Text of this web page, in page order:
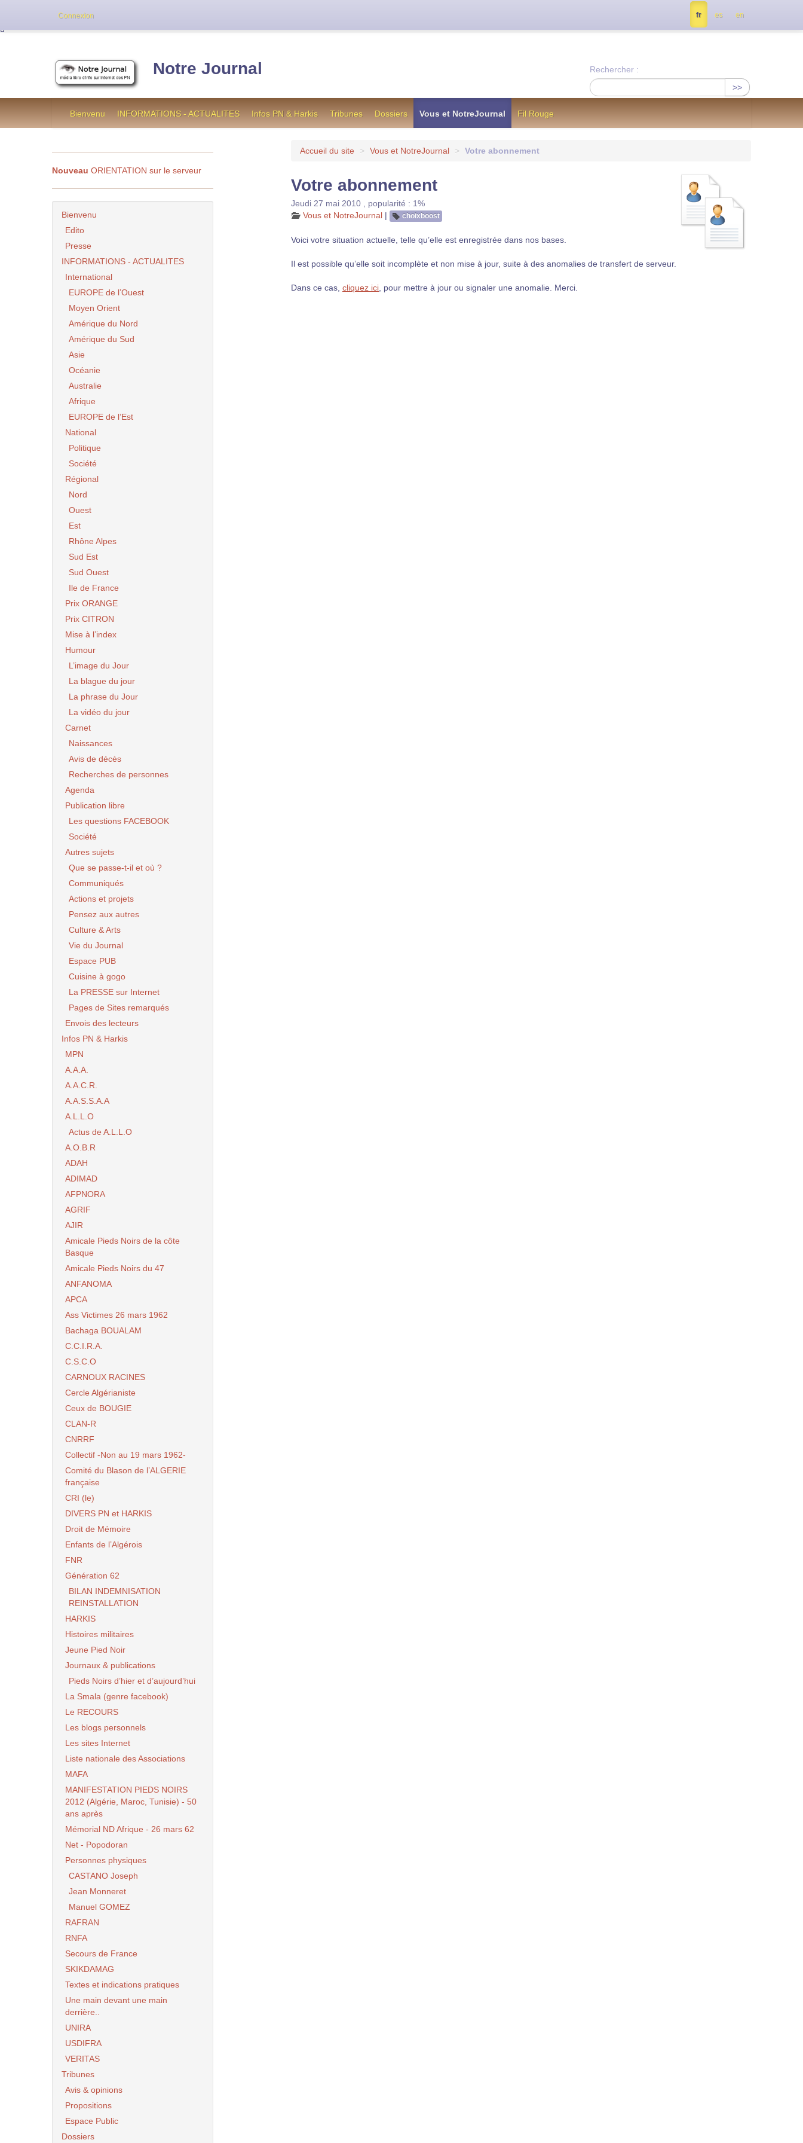
Notre Journal
Rechercher :
>>
Bienvenu INFORMATIONS - ACTUALITES Infos PN & Harkis Tribunes Dossiers Vous et NotreJournal Fil Rouge
Accueil du site > Vous et NotreJournal > Votre abonnement
Votre abonnement
Jeudi 27 mai 2010
popularité : 1%
Vous et NotreJournal | choixboost
Voici votre situation actuelle, telle qu’elle est enregistrée dans nos bases.
Il est possible qu’elle soit incomplète et non mise à jour, suite à des anomalies de transfert de serveur.
Dans ce cas, cliquez ici , pour mettre à jour ou signaler une anomalie. Merci.
Nouveau ORIENTATION sur le serveur
Bienvenu
Edito
Presse
INFORMATIONS - ACTUALITES
International
EUROPE de l’Ouest
Moyen Orient
Amérique du Nord
Amérique du Sud
Asie
Océanie
Australie
Afrique
EUROPE de l’Est
National
Politique
Société
Régional
Nord
Ouest
Est
Rhône Alpes
Sud Est
Sud Ouest
Ile de France
Prix ORANGE
Prix CITRON
Mise à l’index
Humour
L’image du Jour
La blague du jour
La phrase du Jour
La vidéo du jour
Carnet
Naissances
Avis de décès
Recherches de personnes
Agenda
Publication libre
Les questions FACEBOOK
Société
Autres sujets
Que se passe-t-il et où ?
Communiqués
Actions et projets
Pensez aux autres
Culture & Arts
Vie du Journal
Espace PUB
Cuisine à gogo
La PRESSE sur Internet
Pages de Sites remarqués
Envois des lecteurs
Infos PN & Harkis
MPN
A.A.A.
A.A.C.R.
A.A.S.S.A.A
A.L.L.O
Actus de A.L.L.O
A.O.B.R
ADAH
ADIMAD
AFPNORA
AGRIF
AJIR
Amicale Pieds Noirs de la côte
Basque
Amicale Pieds Noirs du 47
ANFANOMA
APCA
Ass Victimes 26 mars 1962
Bachaga BOUALAM
C.C.I.R.A.
C.S.C.O
CARNOUX RACINES
Cercle Algérianiste
Ceux de BOUGIE
CLAN-R
CNRRF
Collectif -Non au 19 mars 1962-
Comité du Blason de l’ALGERIE
française
CRI (le)
DIVERS PN et HARKIS
Droit de Mémoire
Enfants de l’Algérois
FNR
Génération 62
BILAN INDEMNISATION
REINSTALLATION
HARKIS
Histoires militaires
Jeune Pied Noir
Journaux & publications
Pieds Noirs d’hier et d’aujourd’hui
La Smala (genre facebook)
Le RECOURS
Les blogs personnels
Les sites Internet
Liste nationale des Associations
MAFA
MANIFESTATION PIEDS NOIRS
2012 (Algérie, Maroc, Tunisie) - 50
ans après
Mémorial ND Afrique - 26 mars 62
Net - Popodoran
Personnes physiques
CASTANO Joseph
Jean Monneret
Manuel GOMEZ
RAFRAN
RNFA
Secours de France
SKIKDAMAG
Textes et indications pratiques
Une main devant une main
derrière..
UNIRA
USDIFRA
VERITAS
Tribunes
Avis & opinions
Propositions
Espace Public
Dossiers
Connexion fr es en
Cette version de NotreJournal représente l’ancienne formule utilisée jusqu’en octobre 2012, en cas de difficultés, contactez nous à info@notrejournal.info !